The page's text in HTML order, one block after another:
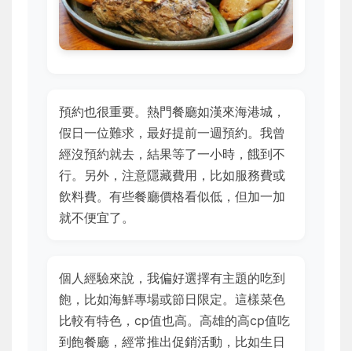
預約也很重要。熱門餐廳如漢來海港城，
假日一位難求，最好提前一週預約。我曾
經沒預約就去，結果等了一小時，餓到不
行。另外，注意隱藏費用，比如服務費或
飲料費。有些餐廳價格看似低，但加一加
就不便宜了。
個人經驗來說，我偏好選擇有主題的吃到
飽，比如海鮮專場或節日限定。這樣菜色
比較有特色，cp值也高。高雄的高cp值吃
到飽餐廳，經常推出促銷活動，比如生日